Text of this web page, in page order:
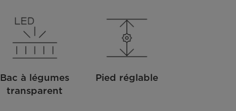
Bac à légumes
transparent
Pied réglable